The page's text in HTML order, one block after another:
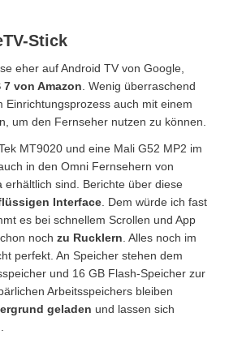
Stick
eher auf Android TV von Google,
7 von Amazon . Wenig überraschend
Einrichtungsprozess auch mit einem
um den Fernseher nutzen zu können.
MT9020 und eine Mali G52 MP2 im
in den Omni Fernsehern von
erhältlich sind. Berichte über diese
Interface . Dem würde ich fast
es bei schnellem Scrollen und App
noch zu Rucklern . Alles noch im
perfekt. An Speicher stehen dem
und 16 GB Flash-Speicher zur
Arbeitsspeichers bleiben
geladen und lassen sich